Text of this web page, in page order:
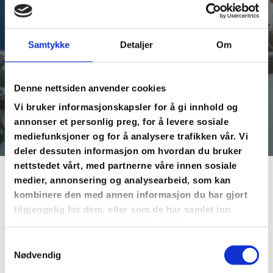
Samtykke Detaljer Om
Denne nettsiden anvender cookies
Vi bruker informasjonskapsler for å gi innhold og
annonser et personlig preg, for å levere sosiale
mediefunksjoner og for å analysere trafikken vår. Vi
deler dessuten informasjon om hvordan du bruker
nettstedet vårt, med partnerne våre innen sosiale
medier, annonsering og analysearbeid, som kan
kombinere den med annen informasjon du har gjort
tilgjengelig for dem, eller som de har samlet inn
Nødvendig
oppstår. Enten det er en uventet
lekkasje eller andre rørrelaterte
problemer som krever øyeblikkelig
oppmerksomhet, står vårt team klart til
å bistå deg.
Kontakt oss
Personlig service fra rørlegger i Bergen
totalopplevelsen. Får du god oppfølging fra første